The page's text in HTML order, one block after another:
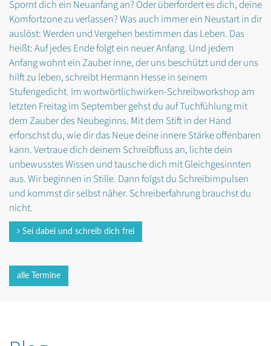
Spornt dich ein Neuanfang an? Oder überfordert es dich, deine
Komfortzone zu verlassen? Was auch immer ein Neustart in dir
auslöst: Werden und Vergehen bestimmen das Leben. Das
heißt: Auf jedes Ende folgt ein neuer Anfang. Und jedem
Anfang wohnt ein Zauber inne, der uns beschützt und der uns
hilft zu leben, schreibt Hermann Hesse in seinem
Stufengedicht. Im wortwörtlichwirken-Schreibworkshop am
letzten Freitag im September gehst du auf Tuchfühlung mit
dem Zauber des Neubeginns. Mit dem Stift in der Hand
erforschst du, wie dir das Neue deine innere Stärke offenbaren
kann. Vertraue dich deinem Schreibfluss an, lichte dein
unbewusstes Wissen und tausche dich mit Gleichgesinnten
aus. Wir beginnen in Stille. Dann folgst du Schreibimpulsen
und kommst dir selbst näher. Schreiberfahrung brauchst du
nicht.
Sei dabei und schreib dich frei
alle Termine